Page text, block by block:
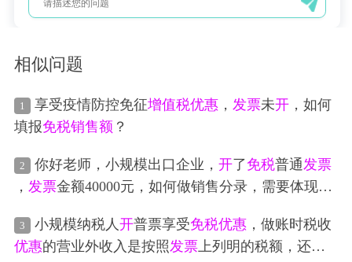
相似问题
1 享受疫情防控免征增值税优惠， 发票未开，如何
填报免税销售额 ？
2 你好老师，小规模出口企业， 开了免税普通发票
， 发票金额40000元，如何做销售分录，需要体现应
增值税，是要算不含税销售额（40000/1.01）*0.01
计算增值税，还是直接以40000乘以0.01作为应交 增
3 小规模纳税人 开普票享受免税优惠，做账时税收
优惠的营业外收入是按照发票上列明的税额，还是